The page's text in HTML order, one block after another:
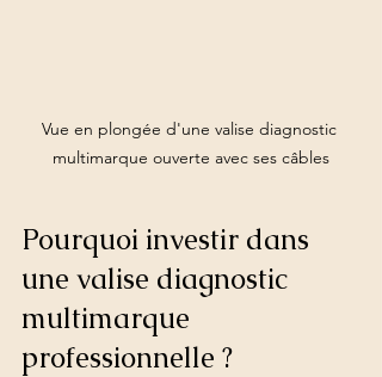
Vue en plongée d'une valise diagnostic
multimarque ouverte avec ses câbles
Pourquoi investir dans
une valise diagnostic
multimarque
professionnelle ?